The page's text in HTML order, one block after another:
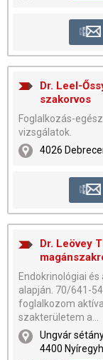
Dr. Leel-
szakorvos
Foglalkozás-
vizsgálatok.
4026
Dr. Leövey
Endokrinológiai
alapján. 70/641-
foglalkozom
szakterületem a...
Ungvár
4400